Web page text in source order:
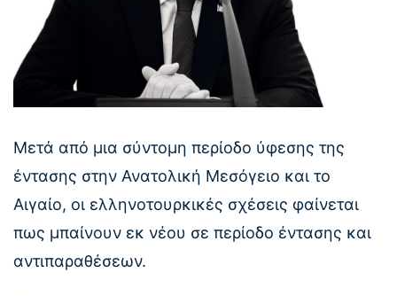
Μετά από μια σύντομη περίοδο ύφεσης της
έντασης στην Ανατολική Μεσόγειο και το
Αιγαίο, οι ελληνοτουρκικές σχέσεις φαίνεται
πως μπαίνουν εκ νέου σε περίοδο έντασης και
αντιπαραθέσεων.